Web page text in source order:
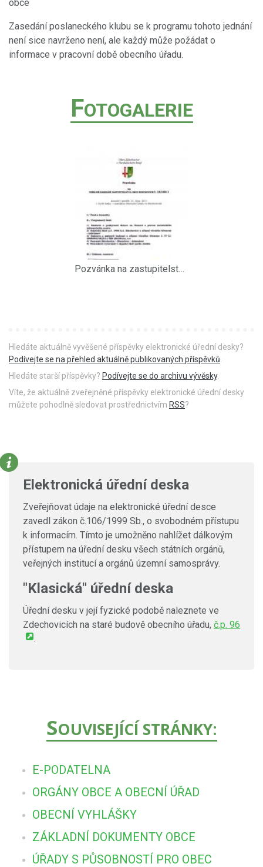
obce
Zasedání poslaneckého klubu se k programu tohoto jednání
není sice navrženo není, ale každý může požádat o
informace v pracovní době obecního úřadu.
FOTOGALERIE
Pozvánka na zastupitelstvo obce 31.10.2011
Hledáte aktuálně vyvěšené příspěvky elektronické úřední desky?
Podívejte se na přehled aktuálně publikovaných příspěvků
Hledáte starší příspěvky? Podívejte se do archivu vývěsky.
Víte, že aktuálně zveřejněné příspěvky elektronické úřední desky
můžete pohodlně sledovat prostřednictvím RSS?
Elektronická úřední deska
Zveřejňovat údaje na elektronické úřední desce
zavedl zákon č.106/1999 Sb., o svobodném přístupu
k informacím. Tímto je umožněno nahlížet dálkovým
přístupem na úřední desku všech státních orgánů,
veřejných institucí a orgánů územní samosprávy.
"Klasická" úřední deska
Úřední desku v její fyzické podobě naleznete ve
Zdechovicích na staré budově obecního úřadu, č.p. 96
.
SOUVISEJÍCÍ STRÁNKY:
E-PODATELNA
ORGÁNY OBCE A OBECNÍ ÚŘAD
OBECNÍ VYHLÁŠKY
ZÁKLADNÍ DOKUMENTY OBCE
ÚŘADY S PŮSOBNOSTÍ PRO OBEC